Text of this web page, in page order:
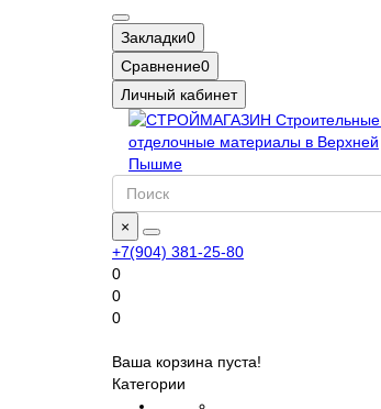
Закладки0
Сравнение0
Личный кабинет
×
+7(904) 381-25-80
0
0
0
Ваша корзина пуста!
Категории